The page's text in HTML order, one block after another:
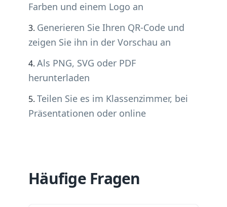
Farben und einem Logo an
Generieren Sie Ihren QR-Code und
zeigen Sie ihn in der Vorschau an
Als PNG, SVG oder PDF
herunterladen
Teilen Sie es im Klassenzimmer, bei
Präsentationen oder online
Häufige Fragen